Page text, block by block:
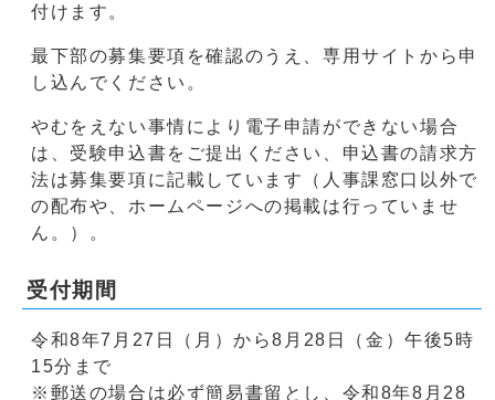
付けます。
最下部の募集要項を確認のうえ、専用サイトから申
し込んでください。
やむをえない事情により電子申請ができない場合
は、受験申込書をご提出ください、申込書の請求方
法は募集要項に記載しています（人事課窓口以外で
の配布や、ホームページへの掲載は行っていませ
ん。）。
受付期間
令和8年7月27日（月）から8月28日（金）午後5時
15分まで
※郵送の場合は必ず簡易書留とし、令和8年8月28